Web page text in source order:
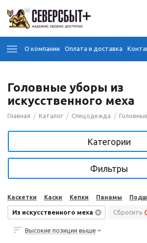
О компании Оплата и доставка
Головные уборы из
искусственного меха
Главная / Каталог / Спецодежда /
Категории
Фильтры
Каскетки Каски Кепки Панамы
Из искусственного меха Сбросить
Высокие позиции выше